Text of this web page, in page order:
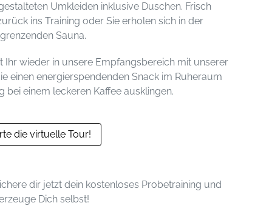
Umkleiden inklusive Duschen. Frisch
ins Training oder Sie erholen sich in der
Sauna.
wieder in unsere Empfangsbereich mit unserer
einen energierspendenden Snack im Ruheraum
bei einem leckeren Kaffee ausklingen.
die virtuelle Tour!
dir jetzt dein kostenloses Probetraining und
Dich selbst!